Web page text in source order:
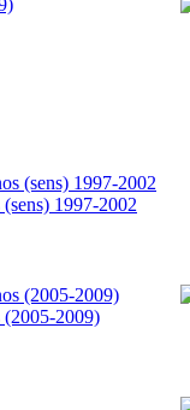
1997-2002
(2005-2009)